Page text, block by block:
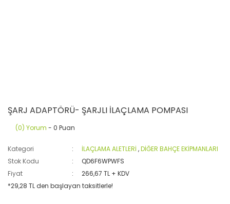
ŞARJ ADAPTÖRÜ- ŞARJLI İLAÇLAMA POMPASI
(0) Yorum - 0 Puan
Kategori İLAÇLAMA ALETLERİ ,DİĞER BAHÇE EKİPMANLARI
Stok Kodu
QD6F6WPWFS
Fiyat
266,67 TL + KDV
*29,28 TL den başlayan taksitlerle!